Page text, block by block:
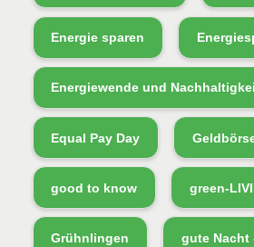
Energie sparen
Energiewende und
Equal Pay Day
good to know green-
Grühnlingen gute Nacht